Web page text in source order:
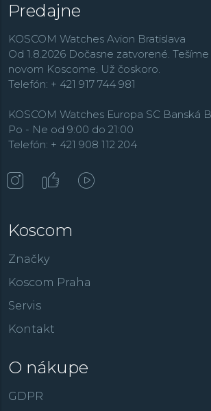
Predajne
KOSCOM Watches Avion Bratislava
Od 1.8.2026 Dočasne zatvorené. Tešíme
novom Koscome. Už čoskoro.
Telefón: + 421 917 744 981
KOSCOM Watches Europa SC Banská
Po - Ne od 9:00 do 21:00
Telefón: + 421 908 112 204
Koscom
Značky
Koscom Praha
Servis
Kontakt
O nákupe
GDPR